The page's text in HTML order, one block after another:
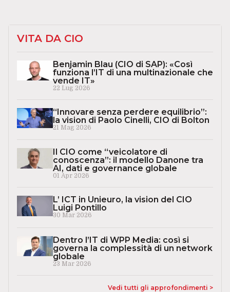
VITA DA CIO
Benjamin Blau (CIO di SAP): «Così
funziona l’IT di una multinazionale che
vende IT»
22 Lug 2026
“Innovare senza perdere equilibrio”:
la vision di Paolo Cinelli, CIO di Bolton
21 Mag 2026
Il CIO come “veicolatore di
conoscenza”: il modello Danone tra
AI, dati e governance globale
01 Apr 2026
L’ ICT in Unieuro, la vision del CIO
Luigi Pontillo
30 Mar 2026
Dentro l’IT di WPP Media: così si
governa la complessità di un network
globale
23 Mar 2026
Vedi tutti gli approfondimenti >